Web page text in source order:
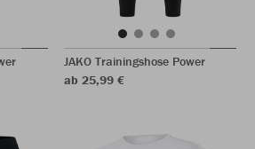
JAKO Trainingshose Power
ab 25,99 €